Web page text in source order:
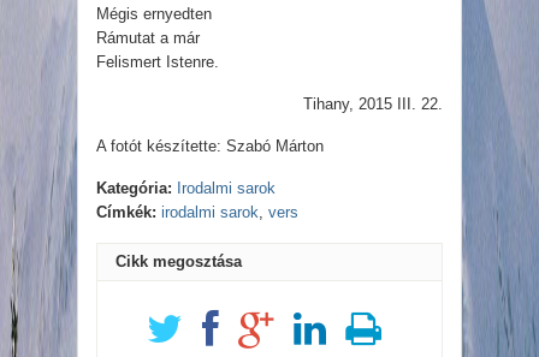
Mégis ernyedten
Rámutat a már
Felismert Istenre.
Tihany, 2015 III. 22.
A fotót készítette: Szabó Márton
Kategória: Irodalmi sarok
Címkék: irodalmi sarok, vers
Cikk megosztása